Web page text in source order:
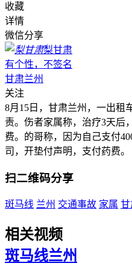
收藏
详情
微信分享
梨甘肃
有个性，不签名
甘肃兰州
关注
8月15日，甘肃兰州，一出租
责。伤者家属称，治疗3天后
费。的哥称，因为自己支付
司，开垫付声明，支付药费。
扫二维码分享
斑马线 兰州 交通事故 家属 甘
相关视频
斑马线兰州